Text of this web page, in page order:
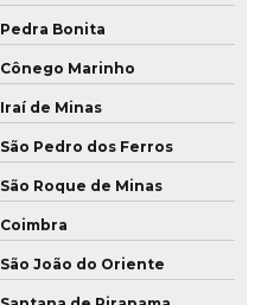
Pedra Bonita
Cônego Marinho
Iraí de Minas
São Pedro dos Ferros
São Roque de Minas
Coimbra
São João do Oriente